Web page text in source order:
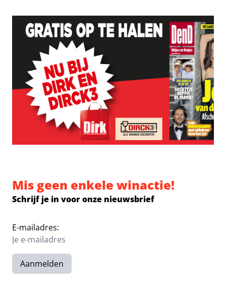
Mis geen enkele winactie!
Schrijf je in voor onze nieuwsbrief
E-mailadres:
Aanmelden